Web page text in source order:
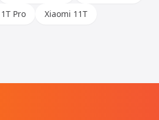
Pro
Xiaomi 11T